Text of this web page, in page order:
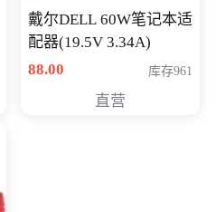
戴尔DELL 60W笔记本适
配器(19.5V 3.34A)
88.00
库存961
直营